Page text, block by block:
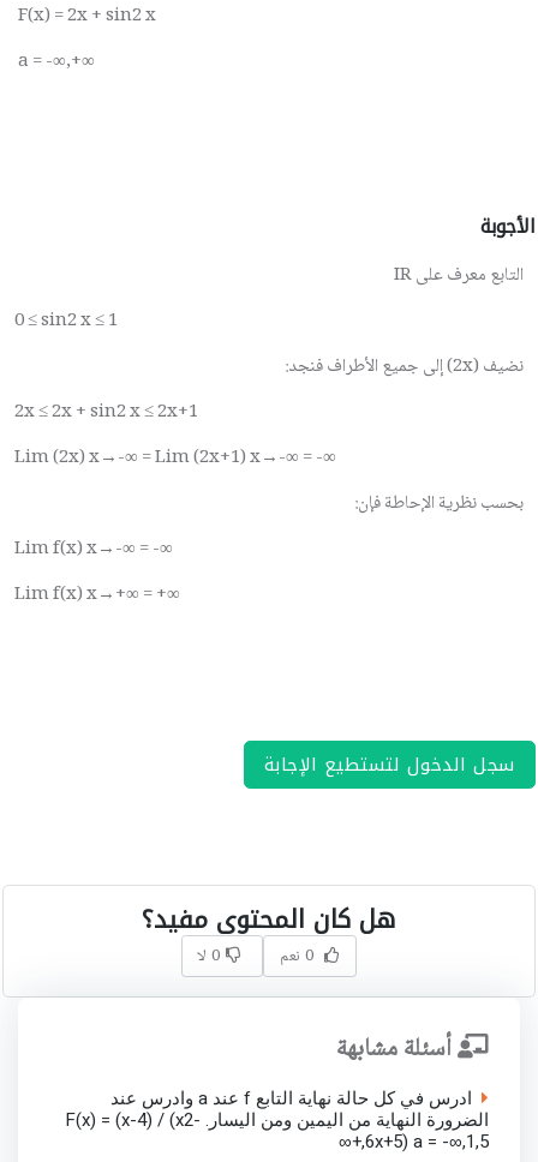
F(x) = 2x + sin2 x
a = -∞,+∞
الأجوبة
التابع معرف علىIR
0 ≤ sin2 x ≤ 1
نضيف (2x) إلى جميع الأطراف فنجد:
2x ≤ 2x + sin2 x ≤ 2x+1
Lim (2x) x→-∞ = Lim (2x+1) x→-∞ = -∞
بحسب نظرية الإحاطة فإن:
Lim f(x) x→-∞ =-∞
Lim f(x) x→+∞ = +∞
سجل الدخول لتستطيع الإجابة
هل كان المحتوى مفيد؟
0 نعم 0 لا
أسئلة مشابهة
ادرس في كل حالة نهاية التابع f عند a وادرس عند
الضرورة النهاية من اليمين ومن اليسار. F(x) = (x-4) / (x2-
6x+5) a = -∞,1,5,+∞